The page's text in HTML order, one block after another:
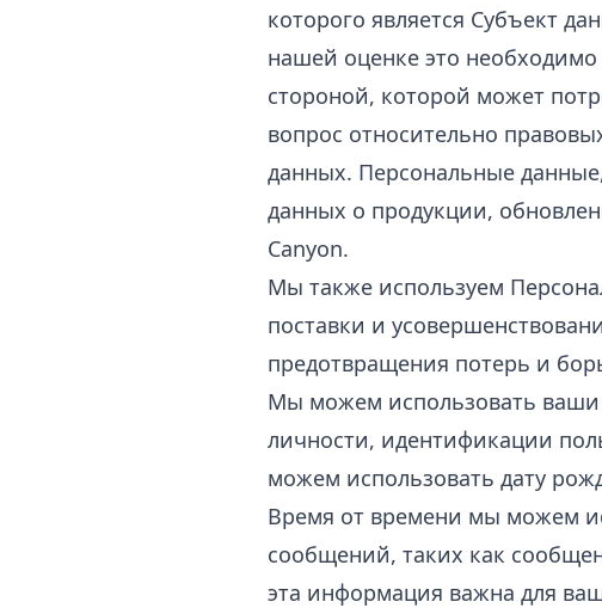
которого является Субъект
нашей оценке это
стороной, которой может
вопрос относительно
данных. Персональные
данных о продукции,
Canyon.
Мы также используем
поставки и
предотвращения потерь и
Мы можем использовать ваши
личности, идентификации
можем использовать дату
Время от времени мы можем
сообщений, таких как
эта информация важна для